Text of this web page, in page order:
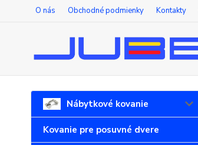
O nás Obchodné podmienky Kontakty
Nábytkové kovanie
Kovanie pre posuvné dvere